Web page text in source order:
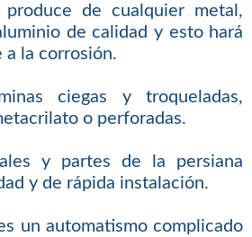
produce de cualquier metal,
de calidad y esto hará
a la corrosión.
ciegas y troqueladas,
o perforadas.
y partes de la persiana
y de rápida instalación.
un automatismo complicado